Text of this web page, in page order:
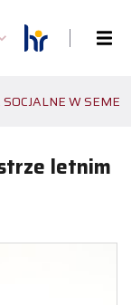
W
letnim